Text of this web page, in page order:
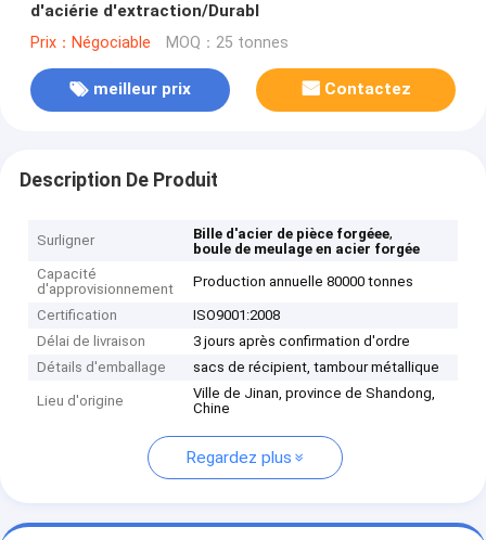
d'aciérie d'extraction/Durabl
Prix：Négociable MOQ：25 tonnes
meilleur prix Contactez
Description De Produit
Surligner Bille d'acier de pièce forgéee,
boule de meulage en acier forgée
Capacité
d'approvisionnement
Production annuelle 80000 tonnes
Certification
ISO9001:2008
Délai de livraison
3 jours après confirmation d'ordre
Détails d'emballage
sacs de récipient, tambour métallique
Lieu d'origine
Ville de Jinan, province de Shandong,
Chine
Regardez plus